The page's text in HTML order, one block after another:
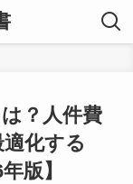
？人件費
化する
版】